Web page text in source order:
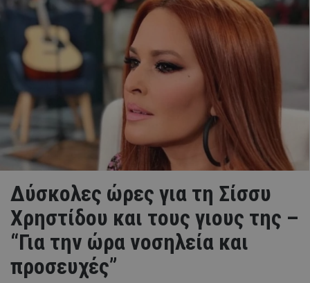
Δύσκολες ώρες για τη Σίσσυ
Χρηστίδου και τους γιους της –
“Για την ώρα νοσηλεία και
προσευχές”